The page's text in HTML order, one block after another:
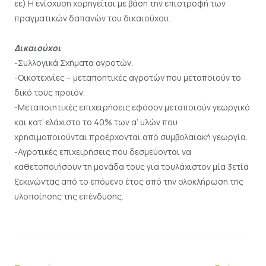
εε) Η ενίσχυση χορηγείται με βάση την επιστροφή των
πραγματικών δαπανών του δικαιούχου.
Δικαιούχοι
-Συλλογικά Σχήµατα αγροτών.
-Οικοτεχνίες – µεταποητικές αγροτών που µεταποιούν το
δικό τους προϊόν.
-Μεταποιητικές επιχειρήσεις εφόσον µεταποιούν γεωργικό
και κατ’ ελάχιστο το 40% των α’ υλών που
χρησιµοποιούνται προέρχονται από συµβολαιακή γεωργία.
-Αγροτικές επιχειρήσεις που δεσµεύονται να
καθετοποιήσουν τη µονάδα τους για τουλάχιστον µία 3ετία
ξεκινώντας από το επόµενο έτος από την ολοκλήρωση της
υλοποίησης της επένδυσης.